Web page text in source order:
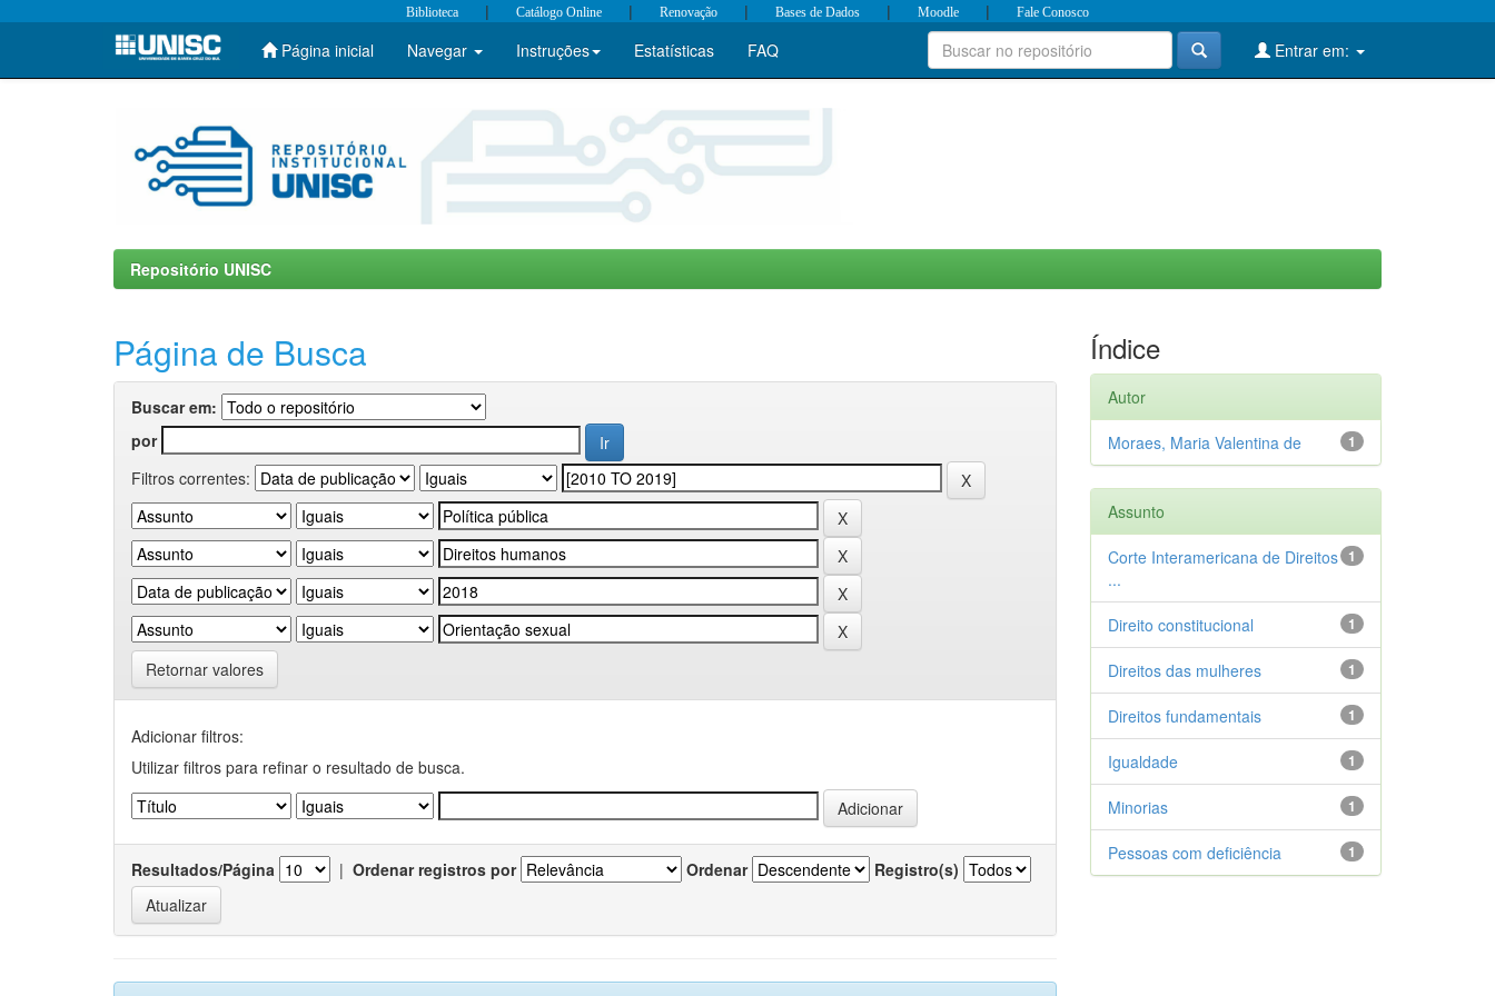
Skip
Biblioteca | Catálogo Online | Renovação | Bases de Dados | Moodle | Fale Conosco
Página inicial Navegar Instruções Estatísticas FAQ Entrar em:
Repositório UNISC
Página de Busca
Buscar em:
por
Filtros correntes:
Retornar valores
Adicionar filtros:
Utilizar filtros para refinar o resultado de busca.
Resultados/Página | Ordenar registros por Ordenar Registro(s)
Índice
Autor
1
Moraes, Maria Valentina de
Assunto
1
Corte Interamericana de Direitos
...
1
Direito constitucional
1
Direitos das mulheres
1
Direitos fundamentais
1
Igualdade
1
Minorias
1
Pessoas com deficiência